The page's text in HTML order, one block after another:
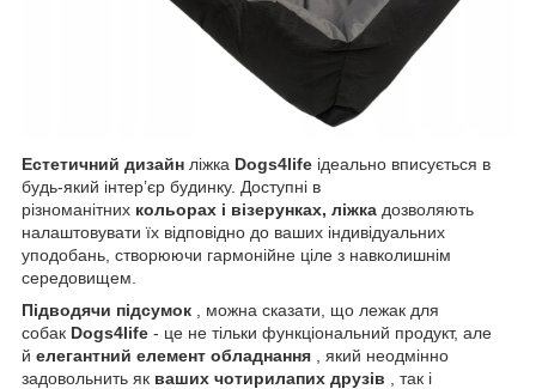
Естетичний дизайн ліжка Dogs4life ідеально вписується в
будь-який інтер’єр будинку. Доступні в
різноманітних кольорах і візерунках, ліжка дозволяють
налаштовувати їх відповідно до ваших індивідуальних
уподобань, створюючи гармонійне ціле з навколишнім
середовищем.
Підводячи підсумок , можна сказати, що лежак для
собак Dogs4life - це не тільки функціональний продукт, але
й елегантний елемент обладнання , який неодмінно
задовольнить як ваших чотирилапих друзів , так і